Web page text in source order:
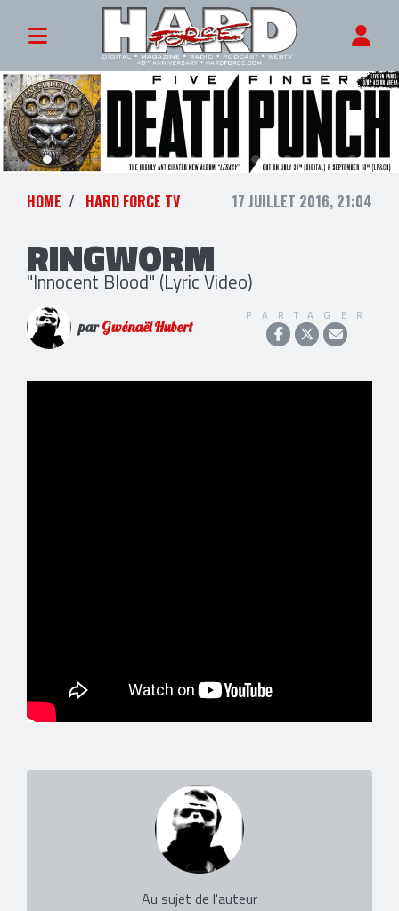
HOME HARD FORCE TV 17 JUILLET 2016, 21:04
RINGWORM
"Innocent Blood" (Lyric Video)
parGwénaël Hubert
PARTAGER
Au sujet de l'auteur